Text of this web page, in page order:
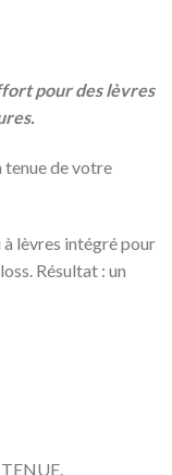
pour des lèvres
tenue de votre
lèvres intégré pour
Résultat : un